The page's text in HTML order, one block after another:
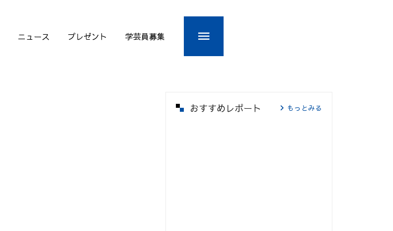
ニュース プレゼント 学芸員募集
おすすめレポート もっとみる